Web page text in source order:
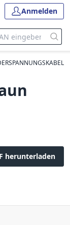
Anmelden
herunterladen